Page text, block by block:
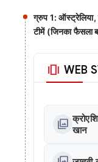
ग्रुप 1: ऑस्ट्रेलिया,
टीमें (जिनका फैसला
amp_stories WEB
photo_library खान